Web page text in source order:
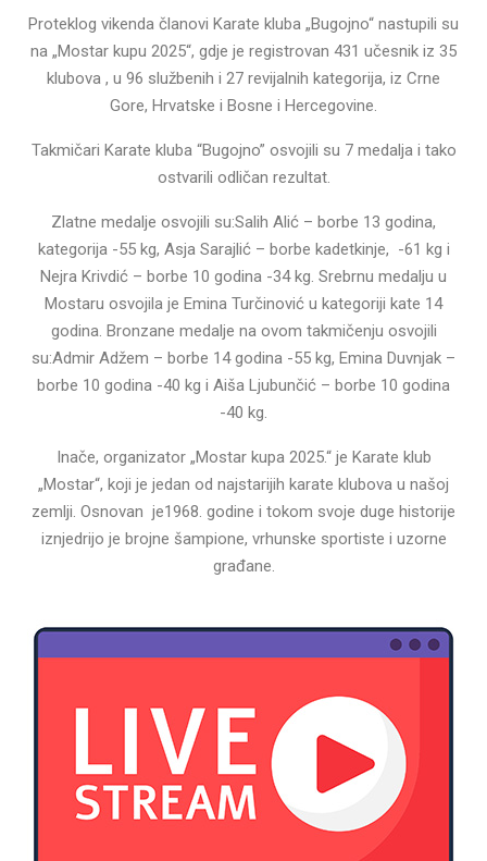
Proteklog vikenda članovi Karate kluba „Bugojno“ nastupili su
na „Mostar kupu 2025“, gdje je registrovan 431 učesnik iz 35
klubova , u 96 službenih i 27 revijalnih kategorija, iz Crne
Gore, Hrvatske i Bosne i Hercegovine.
Takmičari Karate kluba “Bugojno” osvojili su 7 medalja i tako
ostvarili odličan rezultat.
Zlatne medalje osvojili su:Salih Alić – borbe 13 godina,
kategorija -55 kg, Asja Sarajlić – borbe kadetkinje, -61 kg i
Nejra Krivdić – borbe 10 godina -34 kg. Srebrnu medalju u
Mostaru osvojila je Emina Turčinović u kategoriji kate 14
godina. Bronzane medalje na ovom takmičenju osvojili
su:Admir Adžem – borbe 14 godina -55 kg, Emina Duvnjak –
borbe 10 godina -40 kg i Aiša Ljubunčić – borbe 10 godina
-40 kg.
Inače, organizator „Mostar kupa 2025.“ je Karate klub
„Mostar“, koji je jedan od najstarijih karate klubova u našoj
zemlji. Osnovan je1968. godine i tokom svoje duge historije
iznjedrijo je brojne šampione, vrhunske sportiste i uzorne
građane.